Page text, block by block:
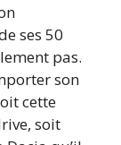
ses 50
pas.
son
cette
soit